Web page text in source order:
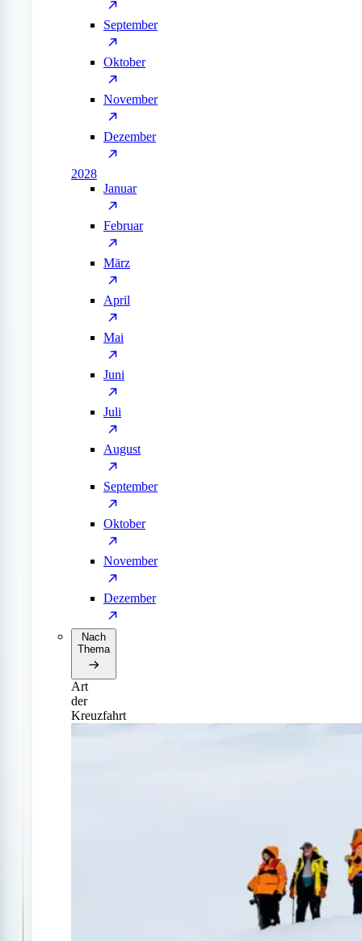
September
Oktober
November
Dezember
2028
Januar
Februar
März
April
Mai
Juni
Juli
August
September
Oktober
November
Dezember
Nach
Thema
Art
der
Kreuzfahrt